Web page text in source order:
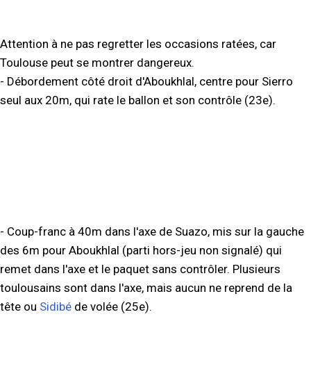
Attention à ne pas regretter les occasions ratées, car
Toulouse peut se montrer dangereux.
- Débordement côté droit d'Aboukhlal, centre pour Sierro
seul aux 20m, qui rate le ballon et son contrôle (23e).
- Coup-franc à 40m dans l'axe de Suazo, mis sur la gauche
des 6m pour Aboukhlal (parti hors-jeu non signalé) qui
remet dans l'axe et le paquet sans contrôler. Plusieurs
toulousains sont dans l'axe, mais aucun ne reprend de la
tête ou Sidibé de volée (25e).